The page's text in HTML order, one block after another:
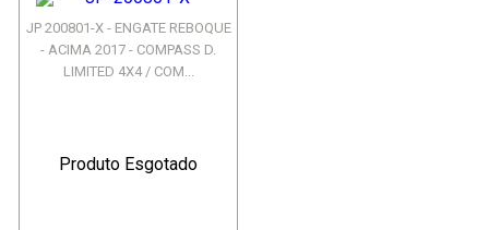
JP 200801-X - ENGATE REBOQUE
- ACIMA 2017 - COMPASS D.
LIMITED 4X4 / COM...
Produto Esgotado